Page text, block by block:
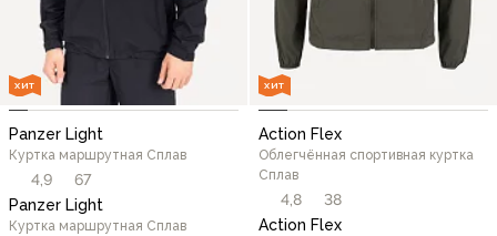
ХИТ
Panzer Light
Куртка маршрутная Сплав
4,9
67
Panzer Light
Куртка маршрутная Сплав
ХИТ
Action Flex
Облегчённая спортивная куртка
Сплав
4,8
38
Action Flex